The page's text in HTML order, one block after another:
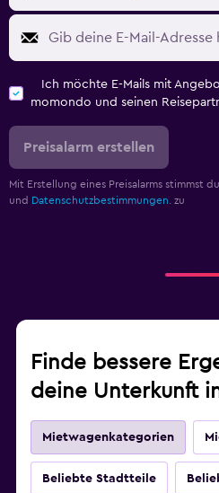
Ich möchte E-Mails mit
momondo und seinen
Preisalarm erstellen
Mit Erstellung eines Preisalarms stimmst
und Datenschutzbestimmungen. zu
Finde bessere
deine Unterkunft
Mietwagenkategorien
Beliebte Stadtteile